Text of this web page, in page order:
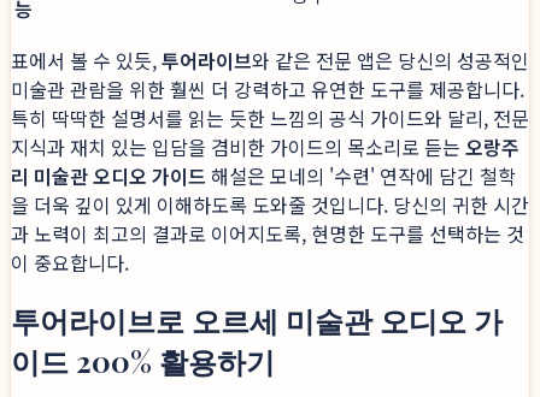
능
표에서 볼 수 있듯,투어라이브와 같은 전문 앱은 당신의 성공적인
미술관 관람을 위한 훨씬 더 강력하고 유연한 도구를 제공합니다.
특히 딱딱한 설명서를 읽는 듯한 느낌의 공식 가이드와 달리, 전문
지식과 재치 있는 입담을 겸비한 가이드의 목소리로 듣는 오랑주
리 미술관 오디오 가이드 해설은 모네의 '수련' 연작에 담긴 철학
을 더욱 깊이 있게 이해하도록 도와줄 것입니다. 당신의 귀한 시간
과 노력이 최고의 결과로 이어지도록, 현명한 도구를 선택하는 것
이 중요합니다.
투어라이브로 오르세 미술관 오디오 가
이드 200% 활용하기